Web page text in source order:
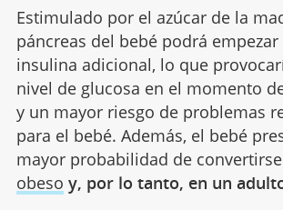
Estimulado por el azúcar de la
páncreas del bebé podrá
insulina adicional, lo que
nivel de glucosa en el momento
y un mayor riesgo de problemas
para el bebé. Además, el bebé
mayor probabilidad de
obeso y, por lo tanto, en un